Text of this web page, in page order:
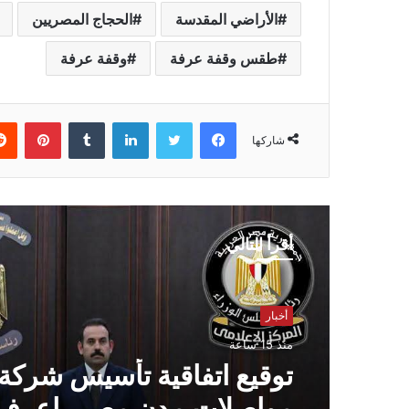
الأراضي المقدسة الحجاج المصريين
طقس وقفة عرفة وقفة عرفة
شاركها
فيسبوك تويتر لينكدإن
أقرأ التالي
أخبار
منذ 15 ساعة
توقيع اتفاقية تأسيس